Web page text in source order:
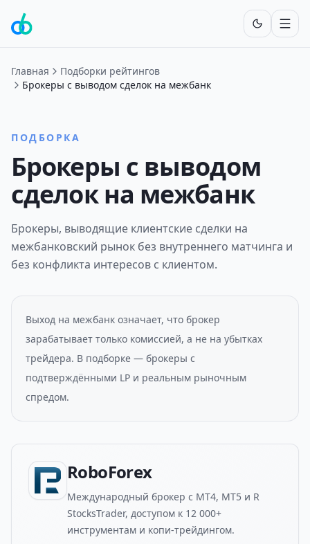
Главная
Подборки рейтингов
Брокеры с выводом сделок на межбанк
ПОДБОРКА
Брокеры с выводом
сделок на межбанк
Брокеры, выводящие клиентские сделки на
межбанковский рынок без внутреннего матчинга и
без конфликта интересов с клиентом.
Выход на межбанк означает, что брокер
зарабатывает только комиссией, а не на убытках
трейдера. В подборке — брокеры с
подтверждёнными LP и реальным рыночным
спредом.
RoboForex
Международный брокер с MT4, MT5 и R
StocksTrader, доступом к 12 000+
инструментам и копи-трейдингом.